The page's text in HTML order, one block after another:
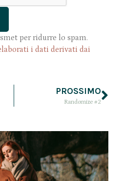
per ridurre lo spam.
i dati derivati dai
PROSSIMO
Randomize #2